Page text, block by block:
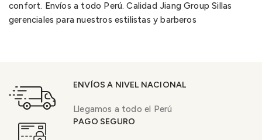
confort. Envíos a todo Perú. Calidad Jiang Group Sillas
gerenciales para nuestros estilistas y barberos
ENVÍOS A NIVEL NACIONAL
Llegamos a todo el Perú
PAGO SEGURO